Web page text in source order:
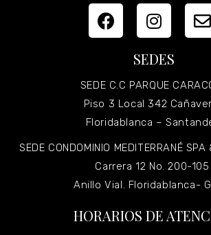
SEDES
SEDE C.C PARQUE
Piso 3 Local 342
Floridablanca –
SEDE CONDOMINIO MEDITERRANÉ
Carrera 12 No. 200-105
Anillo Vial. Floridablanca-
HORARIOS DE